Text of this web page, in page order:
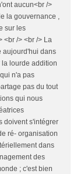
aucun<br />
la gouvernance ,
sur les
<br /> <br /> La
aujourd'hui dans
lourde addition
n'a pas
pas du tout
qui nous
doivent s'intégrer
ré- organisation
dans
des
; c'est bien